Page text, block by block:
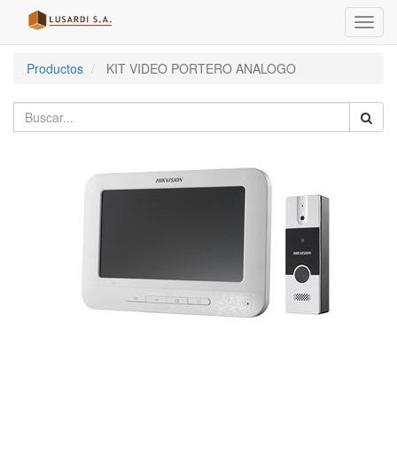
Menú
de
Productos KIT VIDEO PORTERO ANALOGO